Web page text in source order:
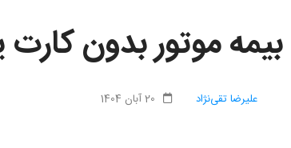
بیمه موتور بدون
علیرضا تقی‌نژاد 20 آبان 1404